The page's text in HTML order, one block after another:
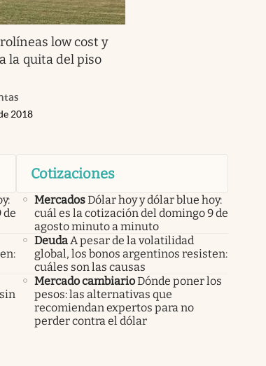
low cost y
la quita del piso
2018
de
Cotizaciones
MercadosDólar hoy y dólar blue hoy:
cuál es la cotización del domingo 9 de
agosto minuto a minuto
Deuda A pesar de la volatilidad
global, los bonos argentinos resisten:
cuáles son las causas
Mercado cambiarioDónde poner los
pesos: las alternativas que
recomiendan expertos para no
perder contra el dólar